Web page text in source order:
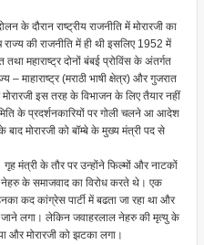
के दौरान राष्ट्रीय राजनीति में मोरारजी का
की राजनीति में ही थी इसलिए 1952 में
महाराष्ट्र दोनों बंबई प्रोविंस के अंतर्गत
माहाराष्ट्र (मराठी भाषी क्षेत्र) और गुजरात
इस तरह के विभाजन के लिए तैयार नहीं
के प्रदर्शनकारियों पर गोली चलने आ आदेश
मोरारजी को बॉम्बे के मुख्य मंत्री पद से
गृह मंत्री के तौर पर उन्होंने फिल्मों और नाटकों
के समाजवाद का विरोध करते थे। एक
कद कांग्रेस पार्टी में बढता जा रहा था और
लगा। लेकिन जवाहरलाल नेहरु की मृत्यु के
और मोरारजी को झटका लगा।